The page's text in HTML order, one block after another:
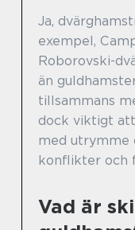
Ja,
exempel,
Roborovski-
än
tillsammans
dock viktigt
med utrymme
konflikter och
Vad är